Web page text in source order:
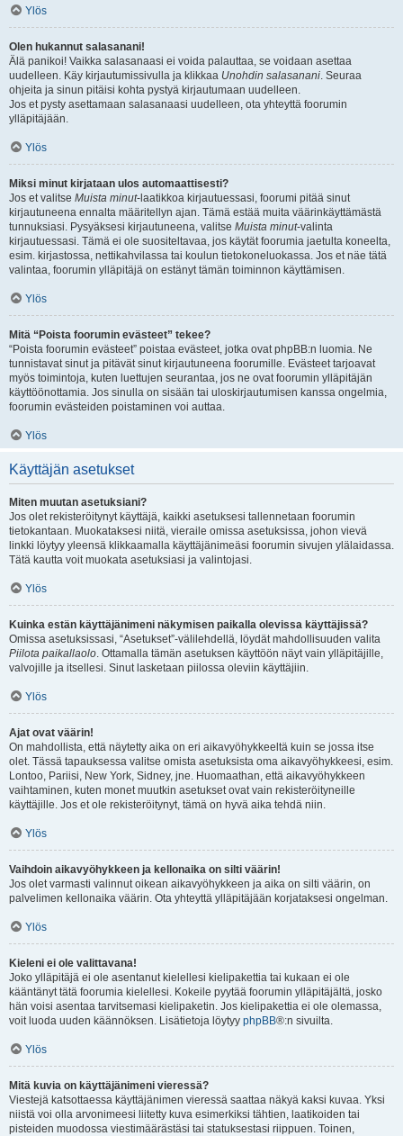
Ylös
Olen hukannut salasanani!
Älä panikoi! Vaikka salasanaasi ei voida palauttaa, se voidaan asettaa
uudelleen. Käy kirjautumissivulla ja klikkaa Unohdin salasanani. Seuraa
ohjeita ja sinun pitäisi kohta pystyä kirjautumaan uudelleen.
Jos et pysty asettamaan salasanaasi uudelleen, ota yhteyttä foorumin
ylläpitäjään.
Ylös
Miksi minut kirjataan ulos automaattisesti?
Jos et valitse Muista minut-laatikkoa kirjautuessasi, foorumi pitää sinut
kirjautuneena ennalta määritellyn ajan. Tämä estää muita väärinkäyttämästä
tunnuksiasi. Pysyäksesi kirjautuneena, valitse Muista minut-valinta
kirjautuessasi. Tämä ei ole suositeltavaa, jos käytät foorumia jaetulta koneelta,
esim. kirjastossa, nettikahvilassa tai koulun tietokoneluokassa. Jos et näe tätä
valintaa, foorumin ylläpitäjä on estänyt tämän toiminnon käyttämisen.
Ylös
Mitä “Poista foorumin evästeet” tekee?
“Poista foorumin evästeet” poistaa evästeet, jotka ovat phpBB:n luomia. Ne
tunnistavat sinut ja pitävät sinut kirjautuneena foorumille. Evästeet tarjoavat
myös toimintoja, kuten luettujen seurantaa, jos ne ovat foorumin ylläpitäjän
käyttöönottamia. Jos sinulla on sisään tai uloskirjautumisen kanssa ongelmia,
foorumin evästeiden poistaminen voi auttaa.
Ylös
Käyttäjän asetukset
Miten muutan asetuksiani?
Jos olet rekisteröitynyt käyttäjä, kaikki asetuksesi tallennetaan foorumin
tietokantaan. Muokataksesi niitä, vieraile omissa asetuksissa, johon vievä
linkki löytyy yleensä klikkaamalla käyttäjänimeäsi foorumin sivujen ylälaidassa.
Tätä kautta voit muokata asetuksiasi ja valintojasi.
Ylös
Kuinka estän käyttäjänimeni näkymisen paikalla olevissa käyttäjissä?
Omissa asetuksissasi, “Asetukset”-välilehdellä, löydät mahdollisuuden valita
Piilota paikallaolo. Ottamalla tämän asetuksen käyttöön näyt vain ylläpitäjille,
valvojille ja itsellesi. Sinut lasketaan piilossa oleviin käyttäjiin.
Ylös
Ajat ovat väärin!
On mahdollista, että näytetty aika on eri aikavyöhykkeeltä kuin se jossa itse
olet. Tässä tapauksessa valitse omista asetuksista oma aikavyöhykkeesi, esim.
Lontoo, Pariisi, New York, Sidney, jne. Huomaathan, että aikavyöhykkeen
vaihtaminen, kuten monet muutkin asetukset ovat vain rekisteröityneille
käyttäjille. Jos et ole rekisteröitynyt, tämä on hyvä aika tehdä niin.
Ylös
Vaihdoin aikavyöhykkeen ja kellonaika on silti väärin!
Jos olet varmasti valinnut oikean aikavyöhykkeen ja aika on silti väärin, on
palvelimen kellonaika väärin. Ota yhteyttä ylläpitäjään korjataksesi ongelman.
Ylös
Kieleni ei ole valittavana!
Joko ylläpitäjä ei ole asentanut kielellesi kielipakettia tai kukaan ei ole
kääntänyt tätä foorumia kielellesi. Kokeile pyytää foorumin ylläpitäjältä, josko
hän voisi asentaa tarvitsemasi kielipaketin. Jos kielipakettia ei ole olemassa,
voit luoda uuden käännöksen. Lisätietoja löytyy phpBB®:n sivuilta.
Ylös
Mitä kuvia on käyttäjänimeni vieressä?
Viestejä katsottaessa käyttäjänimen vieressä saattaa näkyä kaksi kuvaa. Yksi
niistä voi olla arvonimeesi liitetty kuva esimerkiksi tähtien, laatikoiden tai
pisteiden muodossa viestimäärästäsi tai statuksestasi riippuen. Toinen,